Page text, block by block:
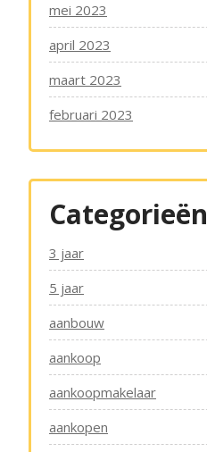
mei 2023
april 2023
maart 2023
februari 2023
Categorieën
3 jaar
5 jaar
aanbouw
aankoop
aankoopmakelaar
aankopen